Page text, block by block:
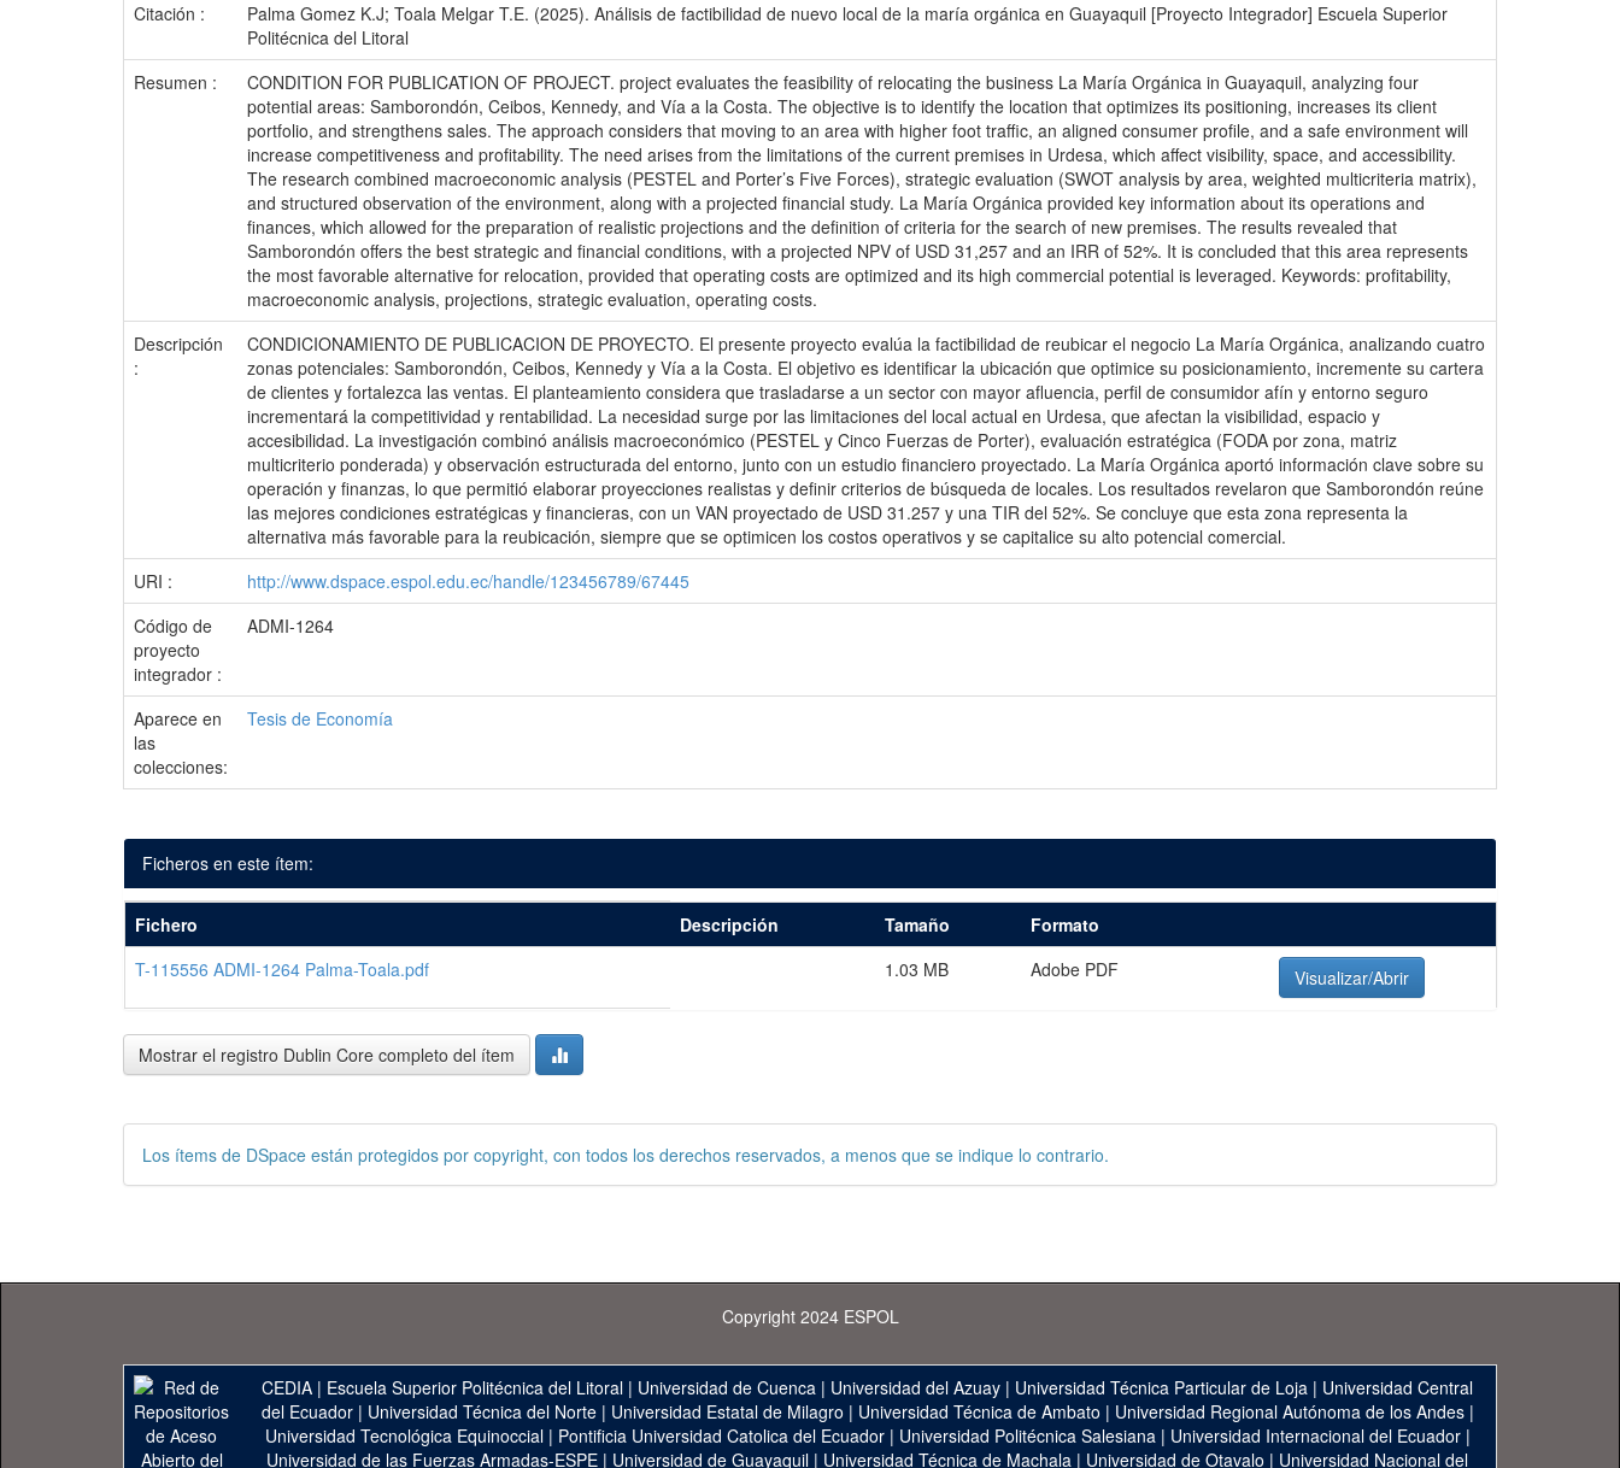
Citación :
Palma Gomez K.J; Toala Melgar T.E. (2025). Análisis de factibilidad de nuevo local de la maría orgánica en Guayaquil [Proyecto Integrador] Escuela Superior
Politécnica del Litoral
Resumen :
CONDITION FOR PUBLICATION OF PROJECT. project evaluates the feasibility of relocating the business La María Orgánica in Guayaquil, analyzing four
potential areas: Samborondón, Ceibos, Kennedy, and Vía a la Costa. The objective is to identify the location that optimizes its positioning, increases its client
portfolio, and strengthens sales. The approach considers that moving to an area with higher foot traffic, an aligned consumer profile, and a safe environment will
increase competitiveness and profitability. The need arises from the limitations of the current premises in Urdesa, which affect visibility, space, and accessibility.
The research combined macroeconomic analysis (PESTEL and Porter’s Five Forces), strategic evaluation (SWOT analysis by area, weighted multicriteria matrix),
and structured observation of the environment, along with a projected financial study. La María Orgánica provided key information about its operations and
finances, which allowed for the preparation of realistic projections and the definition of criteria for the search of new premises. The results revealed that
Samborondón offers the best strategic and financial conditions, with a projected NPV of USD 31,257 and an IRR of 52%. It is concluded that this area represents
the most favorable alternative for relocation, provided that operating costs are optimized and its high commercial potential is leveraged. Keywords: profitability,
macroeconomic analysis, projections, strategic evaluation, operating costs.
Descripción
:
CONDICIONAMIENTO DE PUBLICACION DE PROYECTO. El presente proyecto evalúa la factibilidad de reubicar el negocio La María Orgánica, analizando cuatro
zonas potenciales: Samborondón, Ceibos, Kennedy y Vía a la Costa. El objetivo es identificar la ubicación que optimice su posicionamiento, incremente su cartera
de clientes y fortalezca las ventas. El planteamiento considera que trasladarse a un sector con mayor afluencia, perfil de consumidor afín y entorno seguro
incrementará la competitividad y rentabilidad. La necesidad surge por las limitaciones del local actual en Urdesa, que afectan la visibilidad, espacio y
accesibilidad. La investigación combinó análisis macroeconómico (PESTEL y Cinco Fuerzas de Porter), evaluación estratégica (FODA por zona, matriz
multicriterio ponderada) y observación estructurada del entorno, junto con un estudio financiero proyectado. La María Orgánica aportó información clave sobre su
operación y finanzas, lo que permitió elaborar proyecciones realistas y definir criterios de búsqueda de locales. Los resultados revelaron que Samborondón reúne
las mejores condiciones estratégicas y financieras, con un VAN proyectado de USD 31.257 y una TIR del 52%. Se concluye que esta zona representa la
alternativa más favorable para la reubicación, siempre que se optimicen los costos operativos y se capitalice su alto potencial comercial.
URI :
http://www.dspace.espol.edu.ec/handle/123456789/67445
Código de
proyecto
integrador :
ADMI-1264
Aparece en
las
colecciones:
Tesis de Economía
Ficheros en este ítem:
Fichero Descripción Tamaño
Formato
T-115556 ADMI-1264 Palma-Toala.pdf
1.03 MB Adobe PDF Visualizar/Abrir
Mostrar el registro Dublin Core completo del ítem
Los ítems de DSpace están protegidos por copyright, con todos los derechos reservados, a menos que se indique lo contrario.
Copyright 2024 ESPOL
CEDIA | Escuela Superior Politécnica del Litoral | Universidad de Cuenca | Universidad del Azuay | Universidad Técnica Particular de Loja | Universidad Central
del Ecuador| Universidad Técnica del Norte| Universidad Estatal de Milagro | Universidad Técnica de Ambato | Universidad Regional Autónoma de los Andes|
Universidad Tecnológica Equinoccial| Pontificia Universidad Catolica del Ecuador| Universidad Politécnica Salesiana| Universidad Internacional del Ecuador|
Universidad de las Fuerzas Armadas-ESPE | Universidad de Guayaquil | Universidad Técnica de Machala | Universidad de Otavalo | Universidad Nacional del